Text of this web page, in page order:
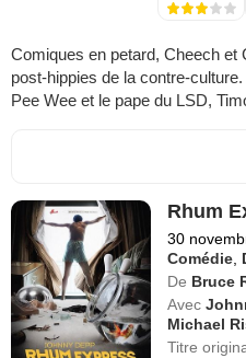
Comiques en petard, Cheech et
post-hippies de la contre-
Pee Wee et le pape du LSD,
Rhum
30
Comédie,
De Bruce
Avec
Michael
Titre